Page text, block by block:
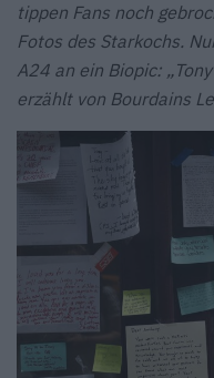
tippen Fans noch
Fotos des Starkochs.
A24 an ein Biopic:
erzählt von Bourdains